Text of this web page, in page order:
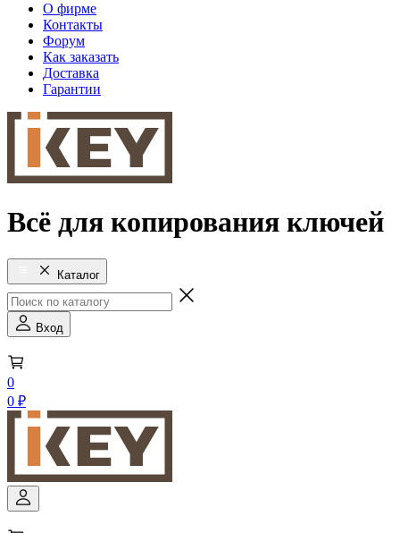
О фирме
Контакты
Форум
Как заказать
Доставка
Гарантии
Всё для копирования ключей
Каталог
Вход
0
0 ₽